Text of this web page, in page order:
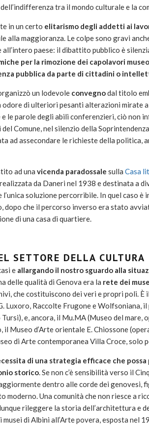
tra il mondo culturale e la
in un certo elitarismo degli addetti ai
alla maggioranza. Le colpe sono gravi
all’intero paese: il dibattito pubblico è
per la rimozione dei capolavori
pubblica da parte di cittadini o
un lodevole convegnodal titolo
odore di ulteriori pesanti alterazioni
le parole degli abili conferenzieri, ciò non
Comune, nel silenzio della
ad assecondare le richieste della politica,
ad una vicenda paradossale sulla Casa
da Daneri nel 1938 e destinata a
l’unica soluzione percorribile. In quel caso
dopo che il percorso inverso era stato
di una casa di quartiere.
SETTORE DELLA CULTURA
e allargando il nostro sguardo alla
delle qualità di Genova era la rete dei
che costituiscono dei veri e propri poli. È
Luxoro, Raccolte Frugone e Wolfsoniana,
e, ancora, il Mu.MA (Museo del mare,
il Museo d’Arte orientale E. Chiossone
di Arte contemporanea Villa Croce, solo
di una strategia efficace che
storico. Se non c’è sensibilità verso il
dentro alle corde dei genovesi,
moderno. Una comunità che non riesce a
rileggere la storia dell’architettura e
musei di Albini all’Arte povera, esposta nel